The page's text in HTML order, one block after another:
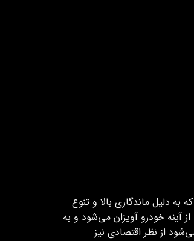
دلیل ماندگاری بالا و تنوع
آینه خودرو آویزان می‌شود و به‌
از نظر اقتصادی نیز